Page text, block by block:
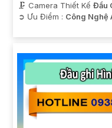
🗜️ Camera Thiết Kế Đầu
️➲ Ưu Điểm : Công Nghệ